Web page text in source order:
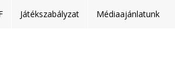
Játékszabályzat Médiaajánlatunk